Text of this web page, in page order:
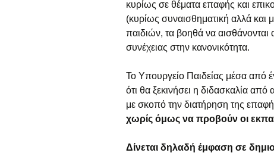
κυρίως σε θέματα επαφής και
(κυρίως συναισθηματική αλλά και
παιδιών, τα βοηθά να αισθάνονται
συνέχειας στην κανονικότητα.
Το Υπουργείο Παιδείας μέσα από
ότι θα ξεκινήσει η διδασκαλία
με σκοπό την διατήρηση της
χωρίς όμως να προβούν οι
Δίνεται δηλαδή έμφαση σε